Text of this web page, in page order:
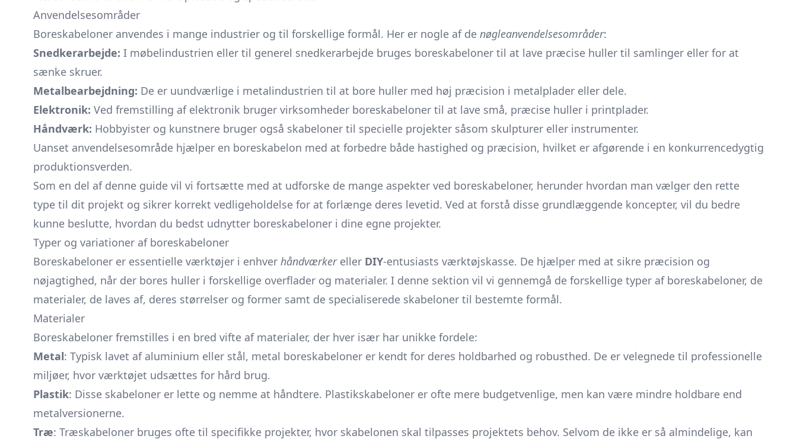
Anvendelsesområder
Boreskabeloner anvendes i mange industrier og til forskellige formål. Her er nogle af de nøgleanvendelsesområder:
Snedkerarbejde: I møbelindustrien eller til generel snedkerarbejde bruges boreskabeloner til at lave præcise huller til samlinger eller for at
sænke skruer.
Metalbearbejdning: De er uundværlige i metalindustrien til at bore huller med høj præcision i metalplader eller dele.
Elektronik: Ved fremstilling af elektronik bruger virksomheder boreskabeloner til at lave små, præcise huller i printplader.
Håndværk: Hobbyister og kunstnere bruger også skabeloner til specielle projekter såsom skulpturer eller instrumenter.
Uanset anvendelsesområde hjælper en boreskabelon med at forbedre både hastighed og præcision, hvilket er afgørende i en konkurrencedygtig
produktionsverden.
Som en del af denne guide vil vi fortsætte med at udforske de mange aspekter ved boreskabeloner, herunder hvordan man vælger den rette
type til dit projekt og sikrer korrekt vedligeholdelse for at forlænge deres levetid. Ved at forstå disse grundlæggende koncepter, vil du bedre
kunne beslutte, hvordan du bedst udnytter boreskabeloner i dine egne projekter.
Typer og variationer af boreskabeloner
Boreskabeloner er essentielle værktøjer i enhver håndværkereller DIY-entusiasts værktøjskasse. De hjælper med at sikre præcision og
nøjagtighed, når der bores huller i forskellige overflader og materialer. I denne sektion vil vi gennemgå de forskellige typer af boreskabeloner, de
materialer, de laves af, deres størrelser og former samt de specialiserede skabeloner til bestemte formål.
Materialer
Boreskabeloner fremstilles i en bred vifte af materialer, der hver især har unikke fordele:
Metal: Typisk lavet af aluminium eller stål, metal boreskabeloner er kendt for deres holdbarhed og robusthed. De er velegnede til professionelle
miljøer, hvor værktøjet udsættes for hård brug.
Plastik: Disse skabeloner er lette og nemme at håndtere. Plastikskabeloner er ofte mere budgetvenlige, men kan være mindre holdbare end
metalversionerne.
Træ: Træskabeloner bruges ofte til specifikke projekter, hvor skabelonen skal tilpasses projektets behov. Selvom de ikke er så almindelige, kan